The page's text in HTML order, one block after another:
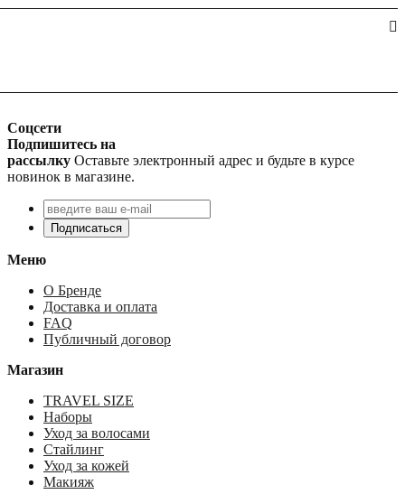
Соцсети
Подпишитесь на
рассылку Оставьте электронный адрес и будьте в курсе
новинок в магазине.
Подписаться
Меню
О Бренде
Доставка и оплата
FAQ
Публичный договор
Магазин
TRAVEL SIZE
Наборы
Уход за волосами
Стайлинг
Уход за кожей
Макияж